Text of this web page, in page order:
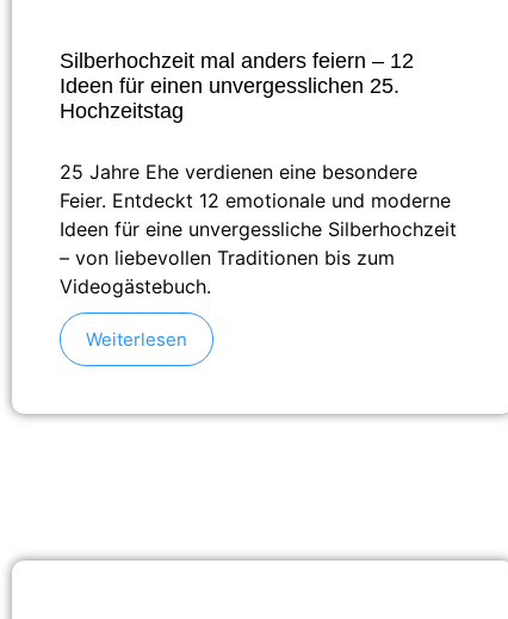
Silberhochzeit mal anders feiern – 12
Ideen für einen unvergesslichen 25.
Hochzeitstag
25 Jahre Ehe verdienen eine besondere
Feier. Entdeckt 12 emotionale und moderne
Ideen für eine unvergessliche Silberhochzeit
– von liebevollen Traditionen bis zum
Videogästebuch.
Weiterlesen